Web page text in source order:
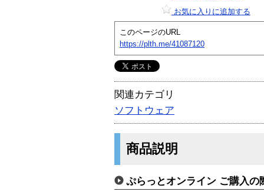
お気に入りに追加する
このページのURL
https://plth.me/41087120
関連カテゴリ
ソフトウェア
商品説明
ぷらっとオンライン ご購入の